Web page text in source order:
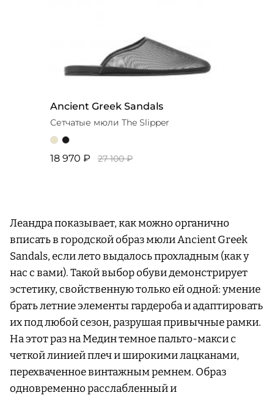
Ancient Greek Sandals
Сетчатые мюли The Slipper
18 970 ₽ 27 100 ₽
Леандра показывает, как можно органично
вписать в городской образ мюли Ancient Greek
Sandals, если лето выдалось прохладным (как у
нас с вами). Такой выбор обуви демонстрирует
эстетику, свойственную только ей одной: умение
брать летние элементы гардероба и адаптировать
их под любой сезон, разрушая привычные рамки.
На этот раз на Медин темное пальто-макси с
четкой линией плеч и широкими лацканами,
перехваченное винтажным ремнем. Образ
одновременно расслабленный и